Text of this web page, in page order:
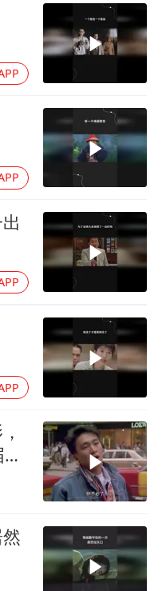
女孩南太行山失联超11天 直击搜寻
中国女篮热身赛7日将战尼日利亚
相约未来